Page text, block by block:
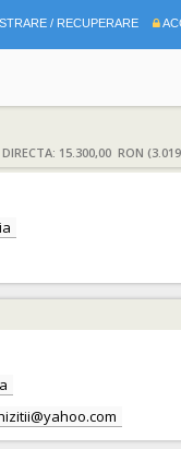
/ RECUPERARE
DIRECTA: 15.300,00 RON